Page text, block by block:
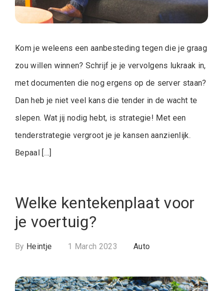
Kom je weleens een aanbesteding tegen die je graag
zou willen winnen? Schrijf je je vervolgens lukraak in,
met documenten die nog ergens op de server staan?
Dan heb je niet veel kans die tender in de wacht te
slepen. Wat jij nodig hebt, is strategie! Met een
tenderstrategie vergroot je je kansen aanzienlijk.
Bepaal […]
Welke kentekenplaat voor
je voertuig?
By Heintje 1 March 2023 Auto